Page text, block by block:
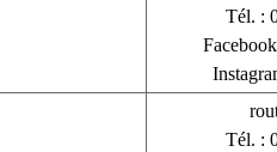
Tél. :
Tél. :